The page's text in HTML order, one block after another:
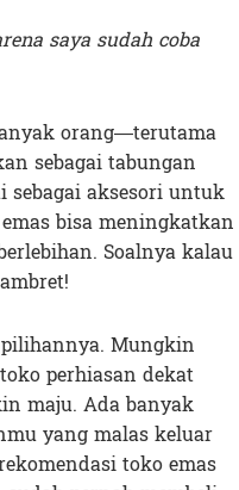
saya sudah coba
orang—terutama
sebagai tabungan
sebagai aksesori untuk
bisa meningkatkan
Soalnya kalau
Mungkin
perhiasan dekat
maju. Ada banyak
yang malas keluar
toko emas